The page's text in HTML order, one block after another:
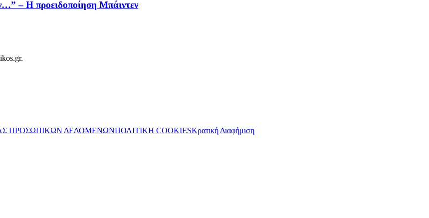
– Η προειδοποίηση Μπάιντεν
ΠΡΟΣΩΠΙΚΩΝ ΔΕΔΟΜΕΝΩΝΠΟΛΙΤΙΚΗ COOKIESΚρατική Διαφήμιση